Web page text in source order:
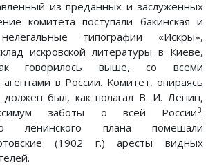
из преданных и заслуженных
комитета поступали бакинская и
типографии «Искры»,
искровской литературы в Киеве,
говорилось выше, со всеми
в России. Комитет, опираясь
должен был, как полагал В. И. Ленин,
заботы о всей России3.
ленинского плана помешали
(1902 г.) аресты видных